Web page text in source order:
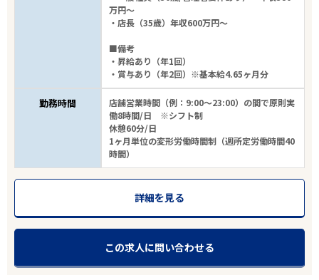
エリアで探す
業種
万円～
・店長（35歳）年収600万円～
■備考
・昇給あり（年1回）
・賞与あり（年2回）※基本給4.65ヶ月分
勤務時間
店舗営業時間（例：9:00～23:00）の間で原則実
働8時間/日 ※シフト制
休憩60分/日
1ヶ月単位の変形労働時間制（週所定労働時間40
時間）
詳細を見る
この求人に問い合わせる